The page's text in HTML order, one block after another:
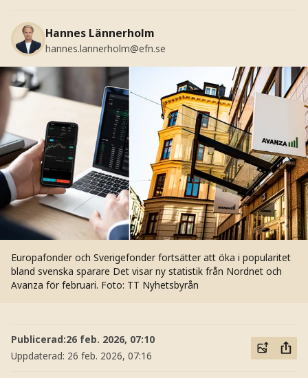
Hannes Lännerholm
hannes.lannerholm@efn.se
Europafonder och Sverigefonder fortsätter att öka i popularitet
bland svenska sparare Det visar ny statistik från Nordnet och
Avanza för februari. Foto: TT Nyhetsbyrån
Publicerad:26 feb. 2026, 07:10
Uppdaterad: 26 feb. 2026, 07:16